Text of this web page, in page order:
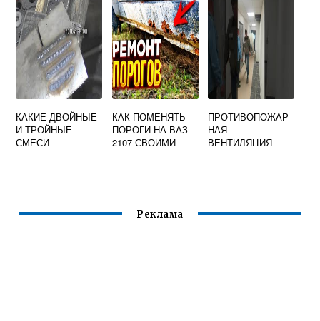
СРАВНИТЕЛЬНО
НЕБОЛЬШОЕ
ВТОРИЧНОЕ
НАПРЯЖЕНИЕ
УКАЖИТЕ
ЗОНЕ
СОЕДИНЕНИЯ
МОЖНО
РАЗДЕЛИТЬ
СПОСОБЫ
СВАРКИ
КАКИЕ ДВОЙНЫЕ
И ТРОЙНЫЕ
СМЕСИ
КАК ПОМЕНЯТЬ
ПОРОГИ НА ВАЗ
2107 СВОИМИ
ПРОТИВОПОЖАР
НАЯ
ВЕНТИЛЯЦИЯ
Реклама